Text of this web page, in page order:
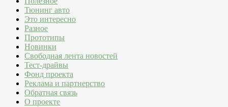
Тюнинг авто
Это интересно
Разное
Прототипы
Новинки
Свободная лента новостей
Тест-драйвы
Фонд проекта
Реклама и партнерство
Обратная связь
О проекте